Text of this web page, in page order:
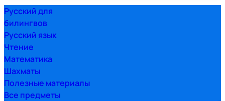
Русский для
билингвов
Русский язык
Чтение
Математика
Шахматы
Полезные материалы
Все предметы